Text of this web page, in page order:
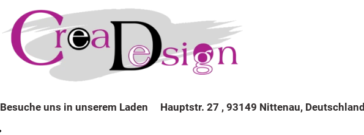
Besuche uns in unserem Laden Hauptstr. 27 , 93149 Nittenau, Deutschland